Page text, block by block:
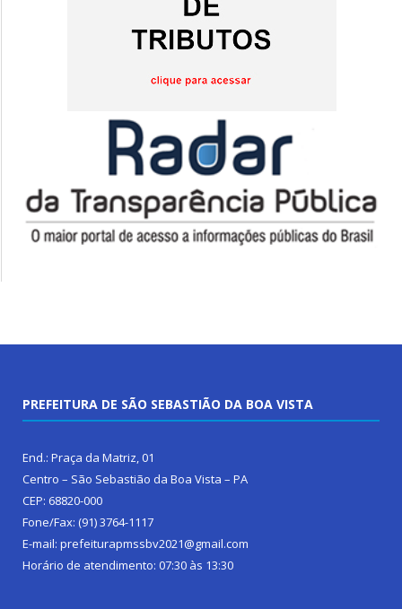
PREFEITURA DE SÃO SEBASTIÃO DA BOA VISTA
End.: Praça da Matriz, 01
Centro – São Sebastião da Boa Vista – PA
CEP: 68820-000
Fone/Fax: (91) 3764-1117
E-mail: prefeiturapmssbv2021@gmail.com
Horário de atendimento: 07:30 às 13:30